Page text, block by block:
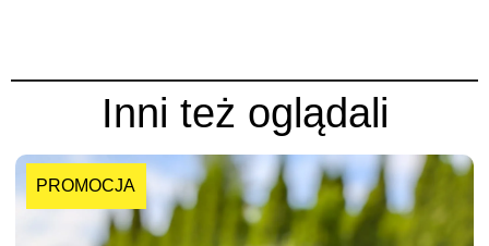
Inni też oglądali
PROMOCJA